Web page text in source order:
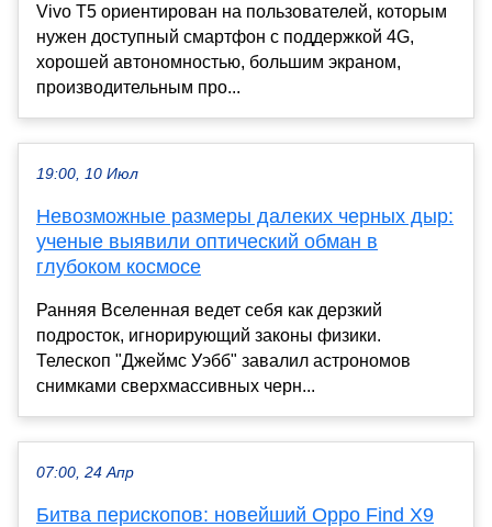
Vivo T5 ориентирован на пользователей, которым
нужен доступный смартфон с поддержкой 4G,
хорошей автономностью, большим экраном,
производительным про...
19:00, 10 Июл
Невозможные размеры далеких черных дыр:
ученые выявили оптический обман в
глубоком космосе
Ранняя Вселенная ведет себя как дерзкий
подросток, игнорирующий законы физики.
Телескоп "Джеймс Уэбб" завалил астрономов
снимками сверхмассивных черн...
07:00, 24 Апр
Битва перископов: новейший Oppo Find X9